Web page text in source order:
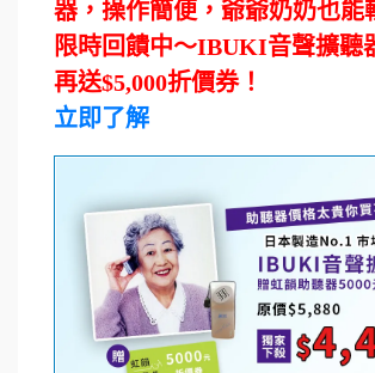
器，操作簡便，爺爺奶奶也能
限時回饋中～IBUKI音聲擴聽
再送$5,000折價券！
立即了解